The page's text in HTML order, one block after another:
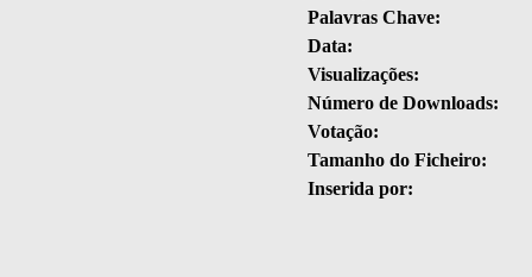
Palavras Chave:
Data:
Visualizações:
Número de Downloads:
Votação:
Tamanho do Ficheiro:
Inserida por: